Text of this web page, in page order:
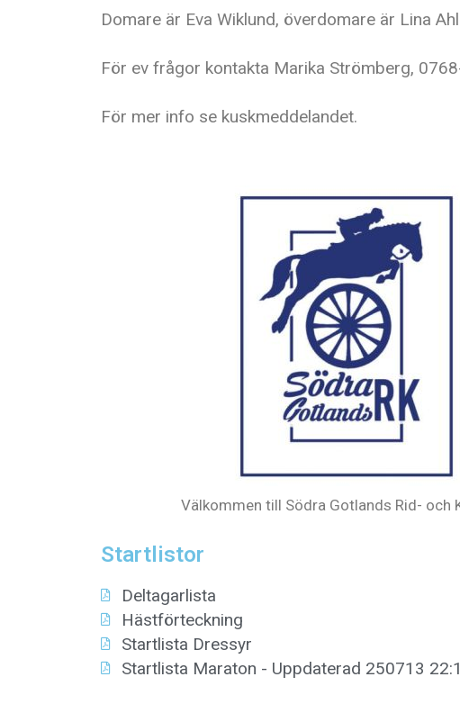
Domare är Eva Wiklund, överdomare är Lina
För ev frågor kontakta Marika Strömberg,
För mer info se kuskmeddelandet.
Välkommen till Södra Gotlands Rid- och
Startlistor
Deltagarlista
Hästförteckning
Startlista Dressyr
Startlista Maraton - Uppdaterad 250713